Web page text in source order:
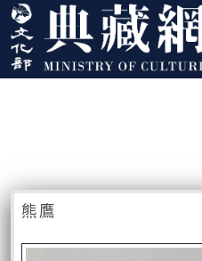
跳到主要內容
:::
熊鷹